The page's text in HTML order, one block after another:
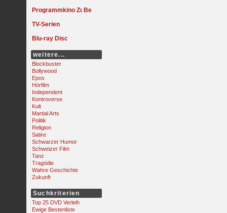
Programmkino
TV-Serien
Blu-ray Disc
weitere...
Blockbuster
Bollywood
Epos
Hörfilm
Independent
Kontroverse
Kult
Martial Arts
Politik
Religion
Satire
Schwarzer Humor
Schweizer Film
Tanz
Tragödie
Wahre Geschichte
Zukunft
Suchkriterien
Top 25 DVD Verleih
Ewige Bestenliste